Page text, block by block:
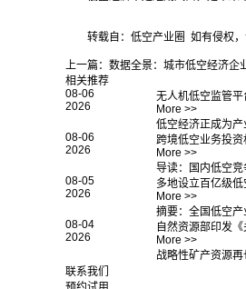
转载自：低空产业圈 如有侵权
上一篇： 数据全景：城市低空经济企
相关推荐
08-06
2026
无人机低空监管
More >>
低空经济正成为
08-06
2026
跨境低空业务投
More >>
导读：国内低空
08-05
2026
多地设立百亿级
More >>
摘要：全国低空
08-04
2026
自然资源部印发
More >>
战略性矿产资源
联系我们